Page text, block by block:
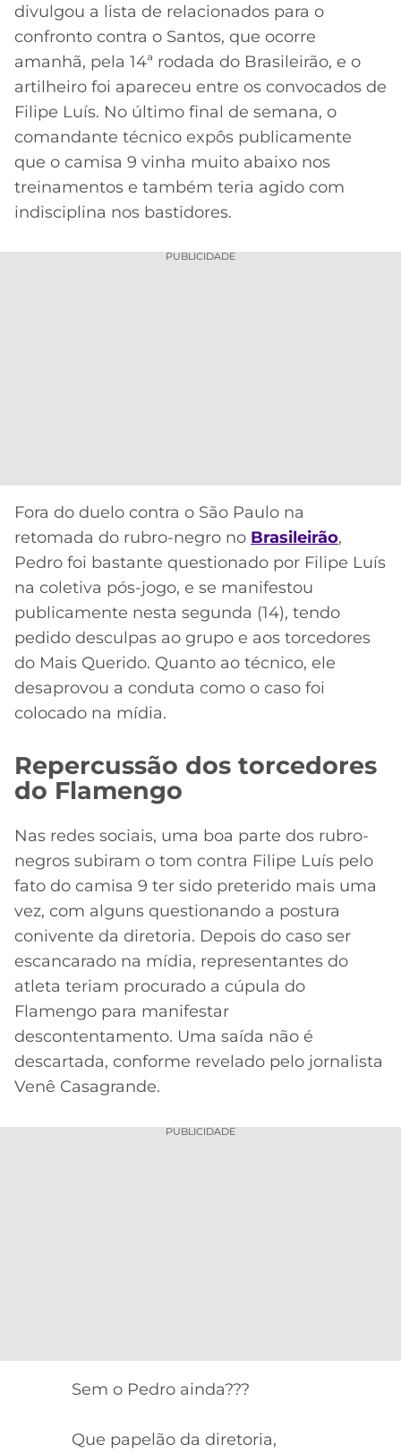
ONLINE
2026
GRÊMIO
ATLÉTICO
MG
CRUZEIRO
LALIGA
divulgou a lista de relacionados para o
confronto contra o Santos, que ocorre
amanhã, pela 14ª rodada do Brasileirão, e o
artilheiro foi apareceu entre os convocados de
Filipe Luís. No último final de semana, o
comandante técnico expôs publicamente
que o camisa 9 vinha muito abaixo nos
treinamentos e também teria agido com
indisciplina nos bastidores.
PUBLICIDADE
Fora do duelo contra o São Paulo na
retomada do rubro-negro no Brasileirão,
Pedro foi bastante questionado por Filipe Luís
na coletiva pós-jogo, e se manifestou
publicamente nesta segunda (14), tendo
pedido desculpas ao grupo e aos torcedores
do Mais Querido. Quanto ao técnico, ele
desaprovou a conduta como o caso foi
colocado na mídia.
Repercussão dos torcedores
do Flamengo
Nas redes sociais, uma boa parte dos rubro-
negros subiram o tom contra Filipe Luís pelo
fato do camisa 9 ter sido preterido mais uma
vez, com alguns questionando a postura
conivente da diretoria. Depois do caso ser
escancarado na mídia, representantes do
atleta teriam procurado a cúpula do
Flamengo para manifestar
descontentamento. Uma saída não é
descartada, conforme revelado pelo jornalista
Venê Casagrande.
PUBLICIDADE
Sem o Pedro ainda???
Que papelão da diretoria,